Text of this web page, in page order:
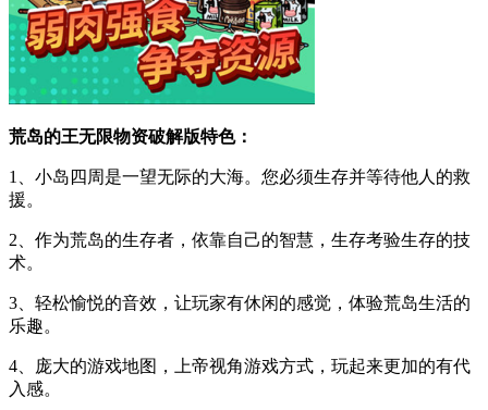
荒岛的王无限物资破解版特色：
1、小岛四周是一望无际的大海。您必须生存并等待他人的救
援。
2、作为荒岛的生存者，依靠自己的智慧，生存考验生存的技
术。
3、轻松愉悦的音效，让玩家有休闲的感觉，体验荒岛生活的
乐趣。
4、庞大的游戏地图，上帝视角游戏方式，玩起来更加的有代
入感。